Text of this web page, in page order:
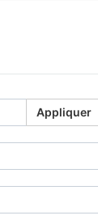
Appliquer